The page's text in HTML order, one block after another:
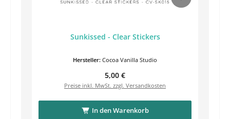
Sunkissed - Clear Stickers
Hersteller: Cocoa Vanilla Studio
Regulärer Preis:
5,00 €
Preise inkl. MwSt. zzgl. Versandkosten
In den Warenkorb